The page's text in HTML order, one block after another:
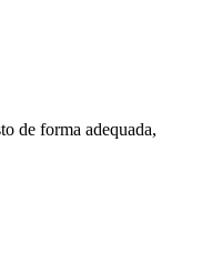
de forma adequada,